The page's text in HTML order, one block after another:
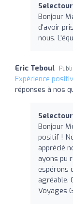
Bonjour
d'avoir
nous.
Eric Teboul
Expérience
réponses à nos
Bonjour
positif !
apprécié
ayons pu
espérons
agréable.
Voyages